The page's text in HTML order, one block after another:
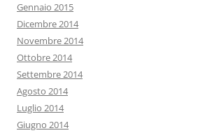
Gennaio 2015
Dicembre 2014
Novembre 2014
Ottobre 2014
Settembre 2014
Agosto 2014
Luglio 2014
Giugno 2014